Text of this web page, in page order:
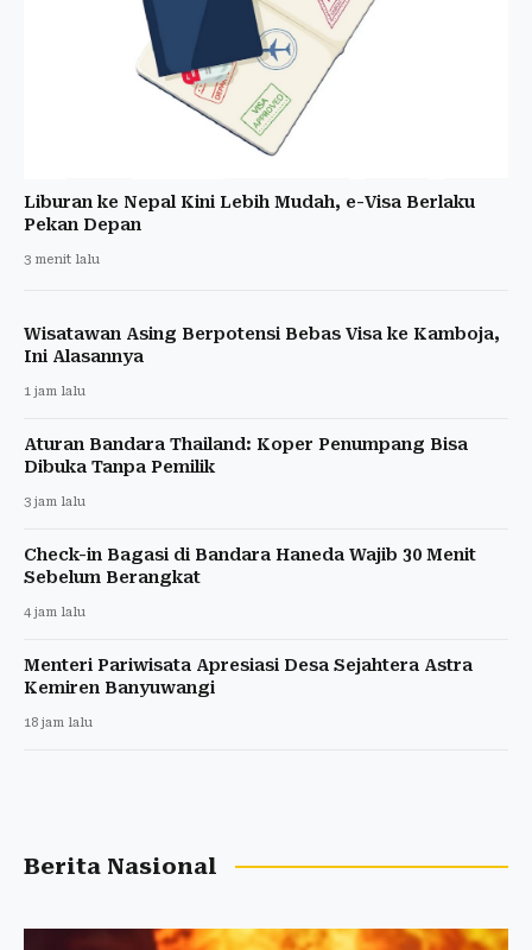
Liburan ke Nepal Kini Lebih Mudah, e-Visa Berlaku
Pekan Depan
3 menit lalu
Wisatawan Asing Berpotensi Bebas Visa ke Kamboja,
Ini Alasannya
1 jam lalu
Aturan Bandara Thailand: Koper Penumpang Bisa
Dibuka Tanpa Pemilik
3 jam lalu
Check-in Bagasi di Bandara Haneda Wajib 30 Menit
Sebelum Berangkat
4 jam lalu
Menteri Pariwisata Apresiasi Desa Sejahtera Astra
Kemiren Banyuwangi
18 jam lalu
Berita Nasional